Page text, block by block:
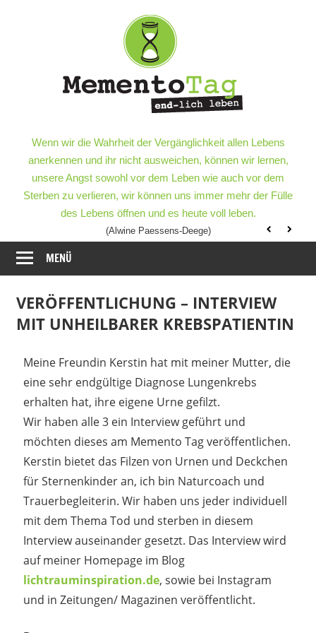
leben
end-
lich
leben
Wenn wir die Wahrheit der Vergänglichkeit allen Lebens
anerkennen und ihr nicht ausweichen, können wir lernen,
unsere Angst sowohl vor dem Leben wie auch vor dem
Sterben zu verlieren, wir können uns immer mehr der Fülle
des Lebens öffnen und es heute voll leben.
(Alwine Paessens-Deege)
MENÜ
VERÖFFENTLICHUNG – INTERVIEW
MIT UNHEILBARER KREBSPATIENTIN
Meine Freundin Kerstin hat mit meiner Mutter, die
eine sehr endgültige Diagnose Lungenkrebs
erhalten hat, ihre eigene Urne gefilzt.
Wir haben alle 3 ein Interview geführt und
möchten dieses am Memento Tag veröffentlichen.
Kerstin bietet das Filzen von Urnen und Deckchen
für Sternenkinder an, ich bin Naturcoach und
Trauerbegleiterin. Wir haben uns jeder individuell
mit dem Thema Tod und sterben in diesem
Interview auseinander gesetzt. Das Interview wird
auf meiner Homepage im Blog
lichtrauminspiration.de, sowie bei Instagram
und in Zeitungen/ Magazinen veröffentlicht.